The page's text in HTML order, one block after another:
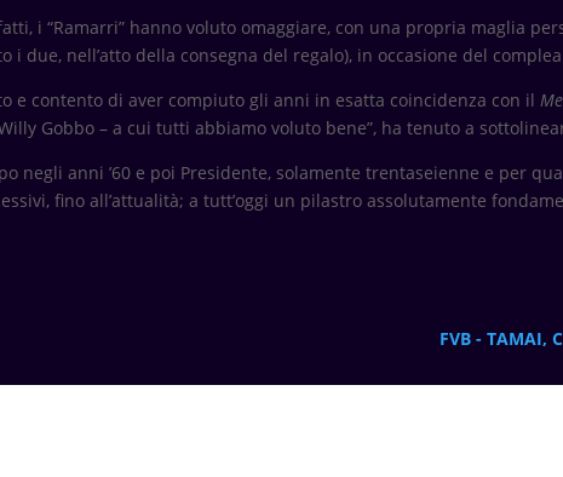
i “Ramarri” hanno voluto omaggiare, con una propria maglia
due, nell’atto della consegna del regalo), in occasione del
e contento di aver compiuto gli anni in esatta coincidenza con il
Gobbo – a cui tutti abbiamo voluto bene”, ha tenuto a
negli anni ’60 e poi Presidente, solamente trentaseienne e per
fino all’attualità; a tutt’oggi un pilastro assolutamente
FVB - TAMAI,